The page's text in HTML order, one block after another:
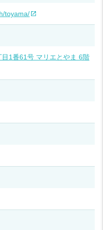
toyama/
1番61号 マリエとやま 6階